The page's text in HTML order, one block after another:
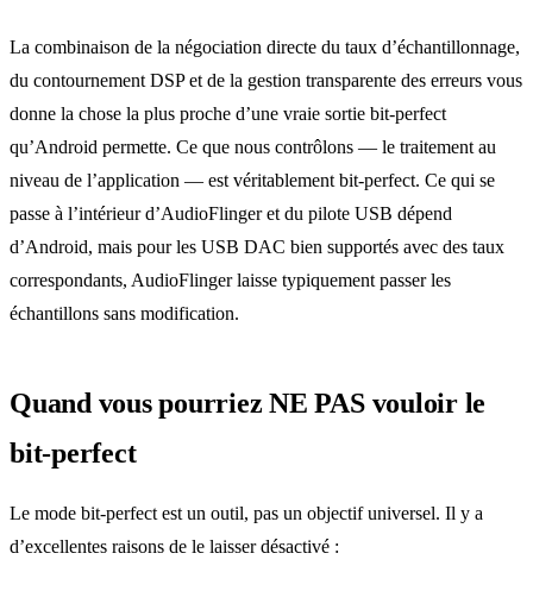
La combinaison de la négociation directe du taux d’échantillonnage,
du contournement DSP et de la gestion transparente des erreurs vous
donne la chose la plus proche d’une vraie sortie bit-perfect
qu’Android permette. Ce que nous contrôlons — le traitement au
niveau de l’application — est véritablement bit-perfect. Ce qui se
passe à l’intérieur d’AudioFlinger et du pilote USB dépend
d’Android, mais pour les USB DAC bien supportés avec des taux
correspondants, AudioFlinger laisse typiquement passer les
échantillons sans modification.
Quand vous pourriez NE PAS vouloir le
bit-perfect
Le mode bit-perfect est un outil, pas un objectif universel. Il y a
d’excellentes raisons de le laisser désactivé :